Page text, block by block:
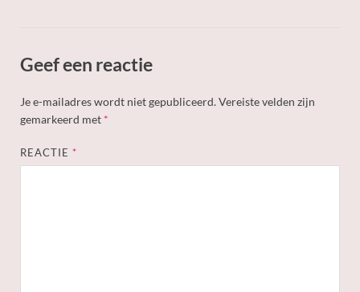
Geef een reactie
Je e-mailadres wordt niet gepubliceerd.Vereiste velden zijn
gemarkeerd met *
REACTIE*